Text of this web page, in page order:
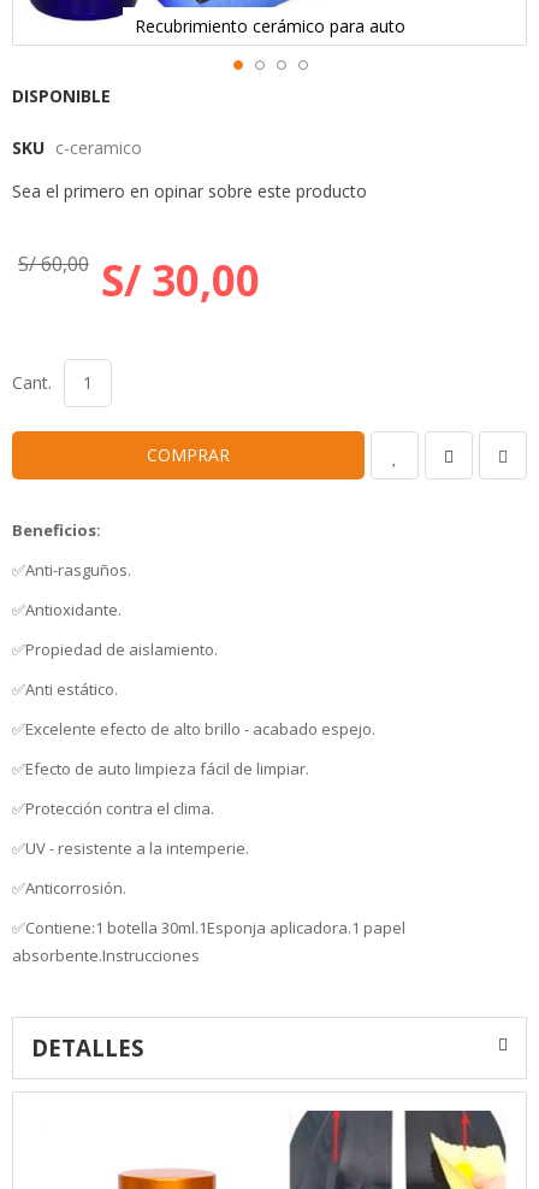
DISPONIBLE
SKU c-ceramico
Sea el primero en opinar sobre este producto
S/ 30,00
S/ 60,00
Cant.
COMPRAR
Beneficios:
✅Anti-rasguños.
✅Antioxidante.
✅Propiedad de aislamiento.
✅Anti estático.
✅Excelente efecto de alto brillo - acabado espejo.
✅Efecto de auto limpieza fácil de limpiar.
✅Protección contra el clima.
✅UV - resistente a la intemperie.
✅Anticorrosión.
✅Contiene:1 botella 30ml.1Esponja aplicadora.1 papel
absorbente.Instrucciones
Recubrimiento cerámico para auto
Skip
the
of
images
DETALLES